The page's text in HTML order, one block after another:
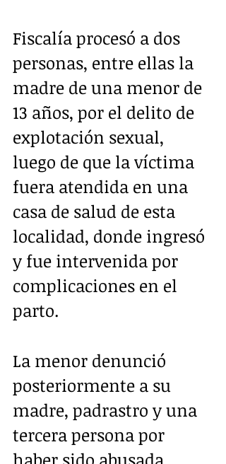
Fiscalía procesó a dos
personas, entre ellas la
madre de una menor de
13 años, por el delito de
explotación sexual,
luego de que la víctima
fuera atendida en una
casa de salud de esta
localidad, donde ingresó
y fue intervenida por
complicaciones en el
parto.
La menor denunció
posteriormente a su
madre, padrastro y una
tercera persona por
haber sido abusada